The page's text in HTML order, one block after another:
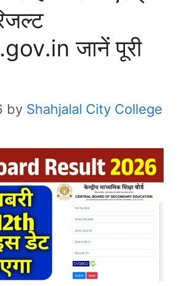
जानें पूरी
by Shahjalal City College